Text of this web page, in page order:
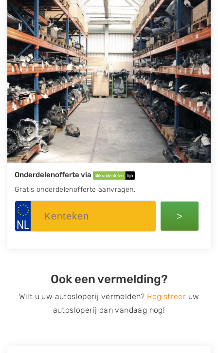
Onderdelenofferte via
Gratis onderdelenofferte aanvragen.
>
Ook een vermelding?
Wilt u uw autosloperij vermelden? Registreer uw
autosloperij dan vandaag nog!